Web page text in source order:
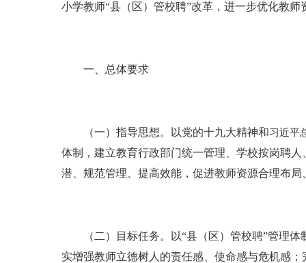
小学教师“县（区）管校聘”改革，进一步优化教
一、总体要求
（一）指导思想。以党的十九大精神和习近平
体制，建立教育行政部门统一管理、学校按岗聘
潜、规范管理、提高效能，促进教师资源合理布
（二）目标任务。以“县（区）管校聘”管理体
实增强教师立德树人的责任感、使命感与危机感